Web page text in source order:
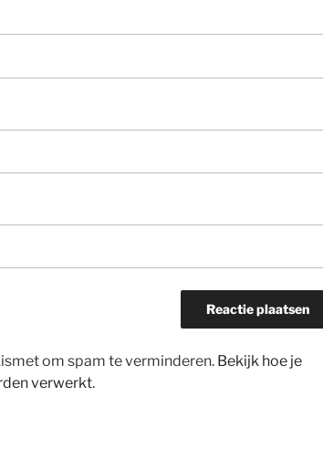
om spam te verminderen. Bekijk hoe je
verwerkt.